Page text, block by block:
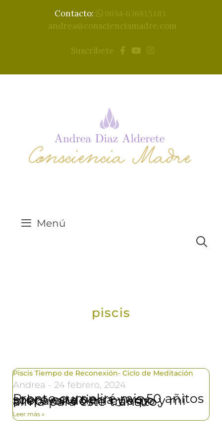
Contacto: 0034-636915183
andrea@conscienciamadre.com
Suscríbete
Menú
piscis
Piscis Tiempo de Reconexión- Ciclo de Meditación
Andrea 24 febrero, 2024
Pronto cumpliré mis 50 añitos sobre esta tierra y voy preparando mi cuerpo y mi alma para este tránsito.
Leer más »